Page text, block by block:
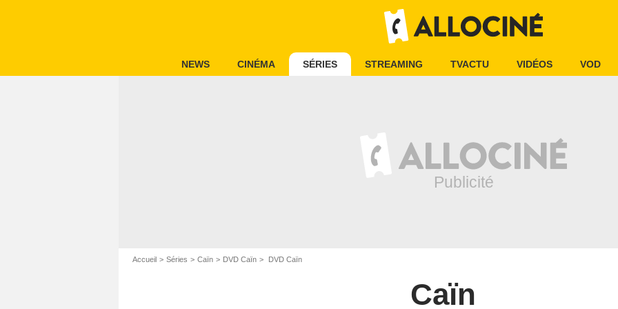
NEWS CINÉMA SÉRIES STREAMING TVACTU VIDÉOS VOD
Accueil Séries Caïn DVD Caïn DVD Caïn
Caïn